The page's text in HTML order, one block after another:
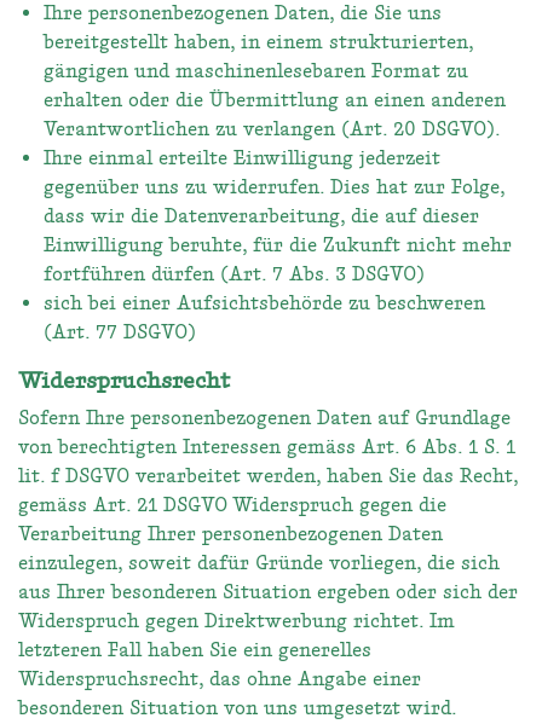
Ihre personenbezogenen Daten, die Sie uns
bereitgestellt haben, in einem strukturierten,
gängigen und maschinenlesebaren Format zu
erhalten oder die Übermittlung an einen anderen
Verantwortlichen zu verlangen (Art. 20 DSGVO).
Ihre einmal erteilte Einwilligung jederzeit
gegenüber uns zu widerrufen. Dies hat zur Folge,
dass wir die Datenverarbeitung, die auf dieser
Einwilligung beruhte, für die Zukunft nicht mehr
fortführen dürfen (Art. 7 Abs. 3 DSGVO)
sich bei einer Aufsichtsbehörde zu beschweren
(Art. 77 DSGVO)
Widerspruchsrecht
Sofern Ihre personenbezogenen Daten auf Grundlage
von berechtigten Interessen gemäss Art. 6 Abs. 1 S. 1
lit. f DSGVO verarbeitet werden, haben Sie das Recht,
gemäss Art. 21 DSGVO Widerspruch gegen die
Verarbeitung Ihrer personenbezogenen Daten
einzulegen, soweit dafür Gründe vorliegen, die sich
aus Ihrer besonderen Situation ergeben oder sich der
Widerspruch gegen Direktwerbung richtet. Im
letzteren Fall haben Sie ein generelles
Widerspruchsrecht, das ohne Angabe einer
besonderen Situation von uns umgesetzt wird.